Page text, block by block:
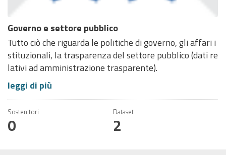
Governo e settore pubblico
Tutto ciò che riguarda le politiche di governo, gli affari i
stituzionali, la trasparenza del settore pubblico (dati re
lativi ad amministrazione trasparente).
leggi di più
Sostenitori
0
Dataset
2